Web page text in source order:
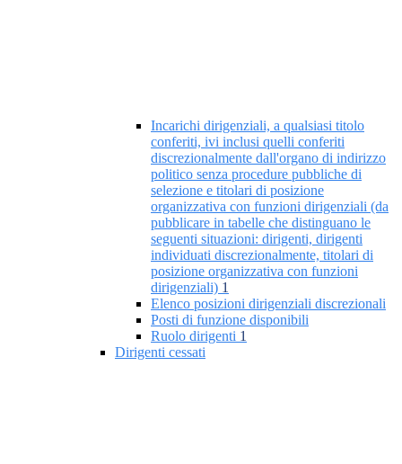
Incarichi dirigenziali, a qualsiasi titolo
conferiti, ivi inclusi quelli conferiti
discrezionalmente dall'organo di indirizzo
politico senza procedure pubbliche di
selezione e titolari di posizione
organizzativa con funzioni dirigenziali (da
pubblicare in tabelle che distinguano le
seguenti situazioni: dirigenti, dirigenti
individuati discrezionalmente, titolari di
posizione organizzativa con funzioni
dirigenziali) 1
Elenco posizioni dirigenziali discrezionali
Posti di funzione disponibili
Ruolo dirigenti 1
Dirigenti cessati